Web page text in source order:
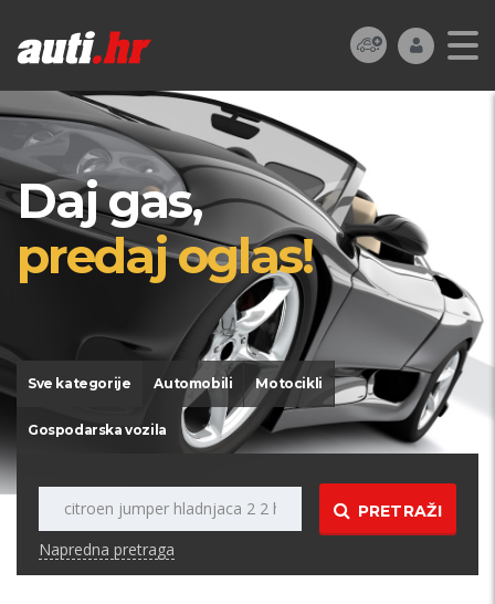
Daj gas,
predaj oglas!
Sve kategorije Automobili Motocikli
Gospodarska vozila
PRETRAŽI
Napredna pretraga